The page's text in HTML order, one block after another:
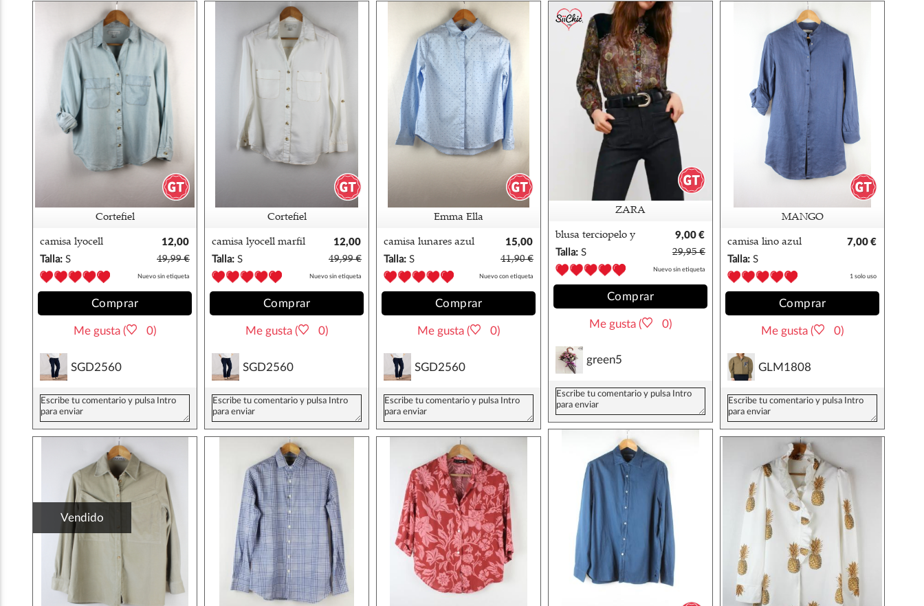
Cortefiel
camisa lyocell
vaquera cortefiel
12,00
€
Talla: S 49,99 €
Nuevo sin etiqueta
Comprar
Me gusta ( 0)
SGD2560
Cortefiel
camisa lyocell marfil
cortefiel
12,00
€
Talla: S 49,99 €
Nuevo sin etiqueta
Comprar
Me gusta ( 0)
SGD2560
Emma Ella
camisa lunares azul
emma ella
15,00
€
Talla: S 41,90 €
Nuevo con etiqueta
Comprar
Me gusta ( 0)
SGD2560
ZARA
blusa terciopelo y
paisley zara
9,00 €
Talla: S 29,95 €
Nuevo sin etiqueta
Comprar
Me gusta ( 0)
green5
MANGO
camisa lino azul
mango
7,00 €
Talla: S
1 solo uso
Comprar
Me gusta ( 0)
GLM1808
Vendido